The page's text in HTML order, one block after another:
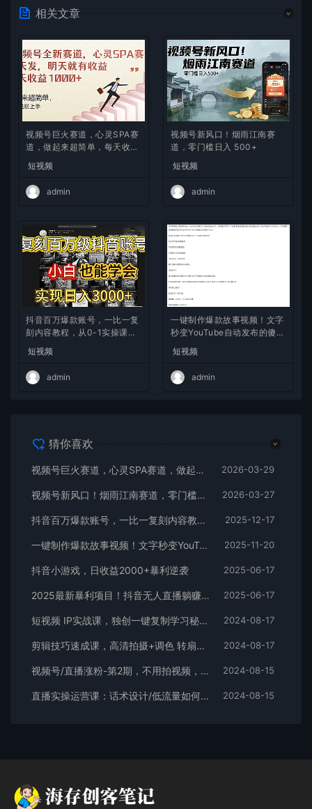
相关文章
视频号巨火赛道，心灵SPA赛
道，做起来超简单，每天收益
800+
短视频
admin
视频号新风口！烟雨江南赛
道，零门槛日入 500+
短视频
admin
抖音百万爆款账号，一比一复
刻内容教程，从0-1实操课，
入10w+
短视频
admin
一键制作爆款故事视频！文字
秒变YouTube自动发布的傻瓜
短视频
admin
猜你喜欢
视频号巨火赛道，心灵SPA赛道，做起来超简单，每天收益800+ 2026-03-29
视频号新风口！烟雨江南赛道，零门槛日入 500+ 2026-03-27
抖音百万爆款账号，一比一复刻内容教程，从0-1实操课，小白也能学会，复制爆款，月入10w+ 2025-12-17
一键制作爆款故事视频！文字秒变YouTube自动发布的傻瓜式教程 2025-11-20
抖音小游戏，日收益2000+暴利逆袭 2025-06-17
2025最新暴利项目！抖音无人直播躺赚攻略！抖音无人直播3.0玩法！0门槛… 2025-06-17
短视频 IP实战课，独创一键复制学习秘籍，转战新领域，月赚五万轻松行 2024-08-17
剪辑技巧速成课，高清拍摄+调色 转扇子，建筑-抠图精通，新手秒变剪辑专家 2024-08-17
视频号/直播涨粉-第2期，不用拍视频，不用卖货，在直播间做菜，就可以搞钱 2024-08-15
直播实操运营课：话术设计/低流量如何提升/话术框架/全场燃爆/非常干货 2024-08-15